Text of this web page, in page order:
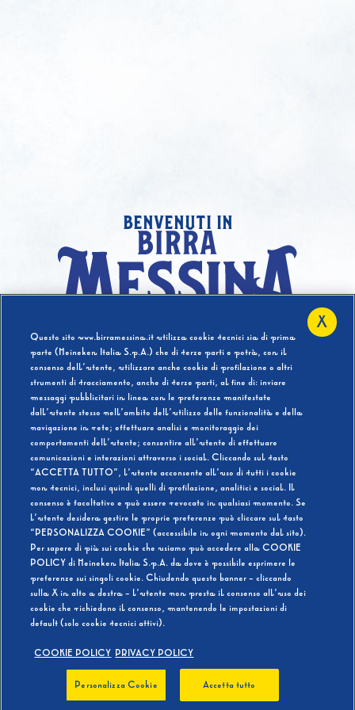
benvenuti in
Hai compiuto 18 Anni?
SI NO
BEVI RESPONSABILMENTE
Questo sito www.birramessina.it utilizza cookie tecnici sia di prima
parte (Heineken Italia S.p.A.) che di terze parti e potrà, con il
consenso dell’utente, utilizzare anche cookie di profilazione o altri
strumenti di tracciamento, anche di terze parti, al fine di: inviare
messaggi pubblicitari in linea con le preferenze manifestate
dall’utente stesso nell’ambito dell’utilizzo delle funzionalità e della
navigazione in rete; effettuare analisi e monitoraggio dei
comportamenti dell’utente; consentire all’utente di effettuare
comunicazioni e interazioni attraverso i social. Cliccando sul tasto
“ACCETTA TUTTO”, l’utente acconsente all’uso di tutti i cookie
non tecnici, inclusi quindi quelli di profilazione, analitici e social. Il
consenso è facoltativo e può essere revocato in qualsiasi momento. Se
l’utente desidera gestire le proprie preferenze può cliccare sul tasto
“PERSONALIZZA COOKIE” (accessibile in ogni momento dal sito).
Per sapere di più sui cookie che usiamo può accedere alla COOKIE
POLICY di Heineken Italia S.p.A. da dove è possibile esprimere le
preferenze sui singoli cookie. Chiudendo questo banner - cliccando
sulla X in alto a destra - l’utente non presta il consenso all’uso dei
cookie che richiedono il consenso, mantenendo le impostazioni di
default (solo cookie tecnici attivi).
COOKIE POLICY PRIVACY POLICY
Personalizza Cookie Accetta tutto
X